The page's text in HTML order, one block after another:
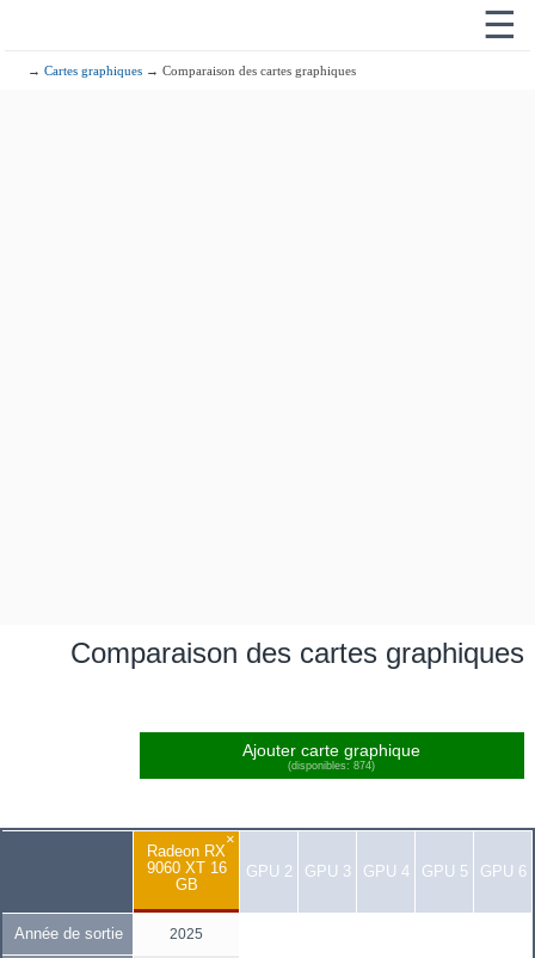
☰
→Cartes graphiques → Comparaison des cartes graphiques
Comparaison des cartes graphiques
Ajouter carte graphique
(disponibles: 874)
×
Radeon RX
9060 XT 16
GB
GPU 2 GPU 3 GPU 4 GPU 5 GPU 6
Année de sortie 2025